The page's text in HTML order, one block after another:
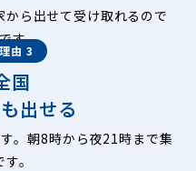
ら出せて受け取れるので
す。
由 3
国
出せる
。朝8時から夜21時まで集
。